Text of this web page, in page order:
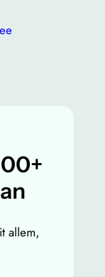
allem,